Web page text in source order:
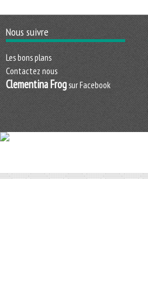
Nous suivre
Les bons plans
Contactez nous
Clementina Frogsur Facebook